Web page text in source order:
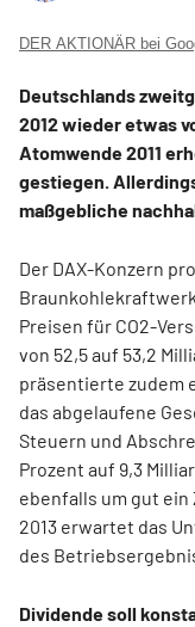
DER AKTIONÄR bei
Deutschlands
2012 wieder etwas
Atomwende 2011
gestiegen.
maßgebliche
Der DAX-Konzern
Preisen für CO2-
von 52,5 auf 53,2
präsentierte zudem
das abgelaufene
Steuern und
Prozent auf 9,3
ebenfalls um gut ein
2013 erwartet das
des
Dividende soll